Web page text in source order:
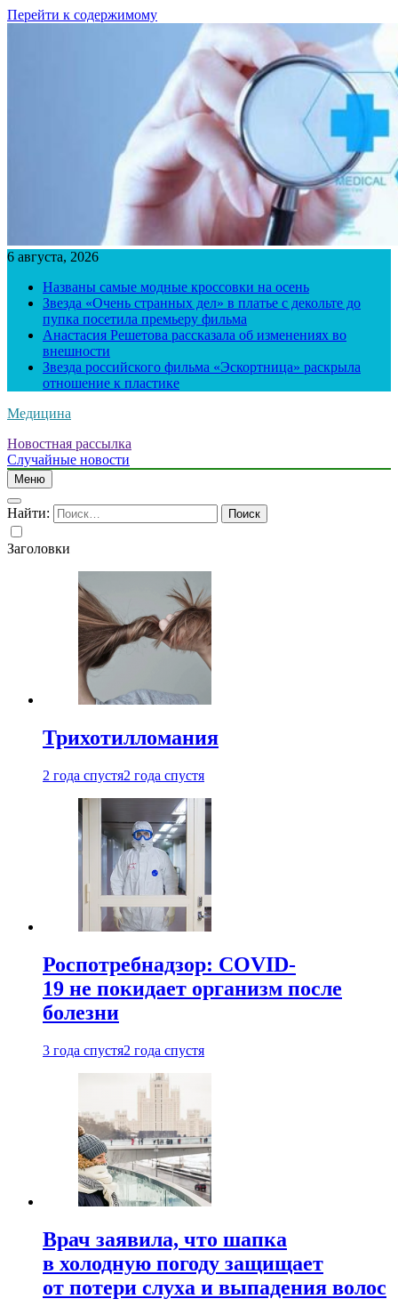
Перейти к содержимому
6 августа, 2026
Названы самые модные кроссовки на осень
Звезда «Очень странных дел» в платье с декольте до
пупка посетила премьеру фильма
Анастасия Решетова рассказала об изменениях во
внешности
Звезда российского фильма «Эскортница» раскрыла
отношение к пластике
Медицина
Новостная рассылка
Случайные новости
Меню
Найти:
Заголовки
Трихотилломания
2 года спустя2 года спустя
Роспотребнадзор: COVID-
19 не покидает организм после
болезни
3 года спустя2 года спустя
Врач заявила, что шапка
в холодную погоду защищает
от потери слуха и выпадения волос